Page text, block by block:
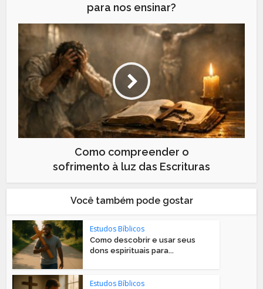
para nos ensinar?
Como compreender o
sofrimento à luz das Escrituras
Você também pode gostar
Estudos Bíblicos
Como descobrir e usar seus
dons espirituais para...
Estudos Bíblicos